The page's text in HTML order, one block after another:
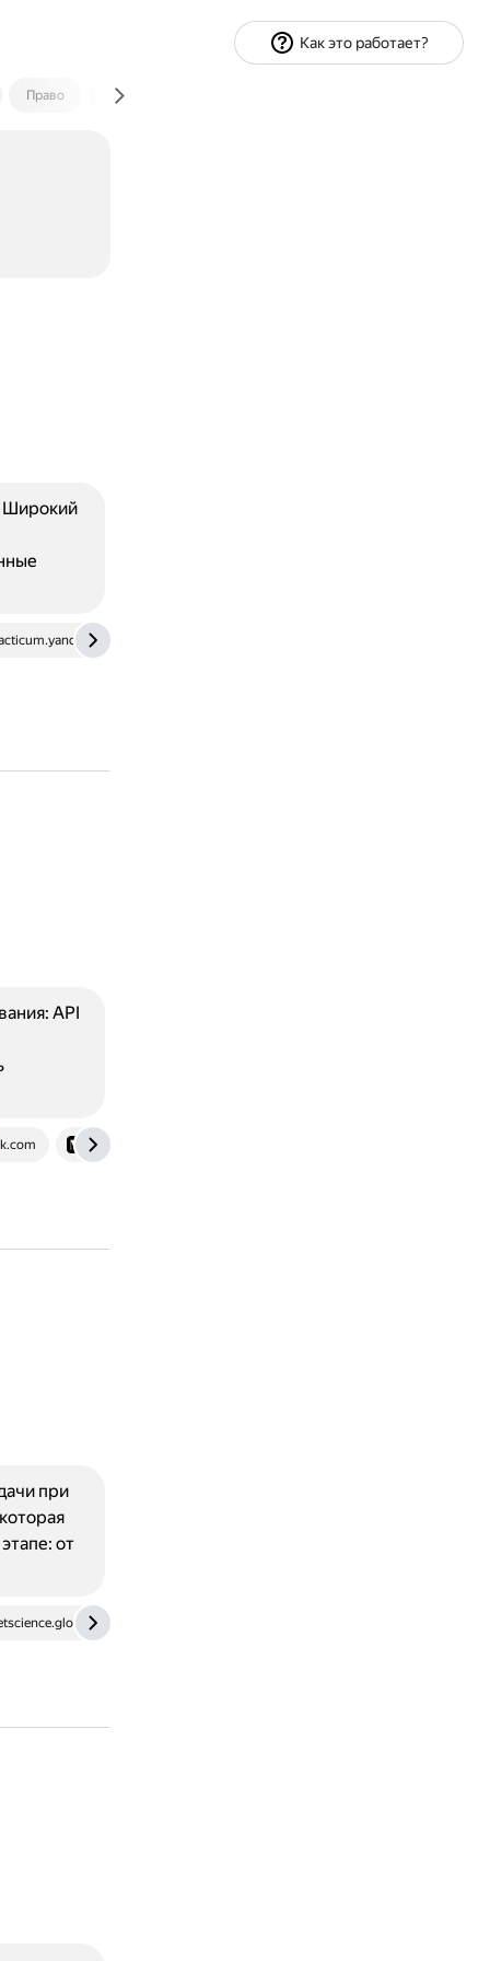
Право Экономика и финансы
Широкий
uxdesign.cc
API
при
от
Как это работает?